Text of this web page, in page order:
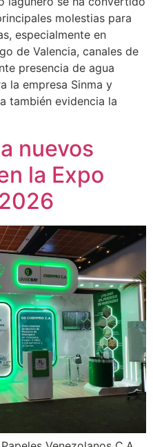
molestias para
especialmente en
de Valencia, canales de
presencia de agua
la empresa Sinma y
también evidencia la
nuevos
la Expo